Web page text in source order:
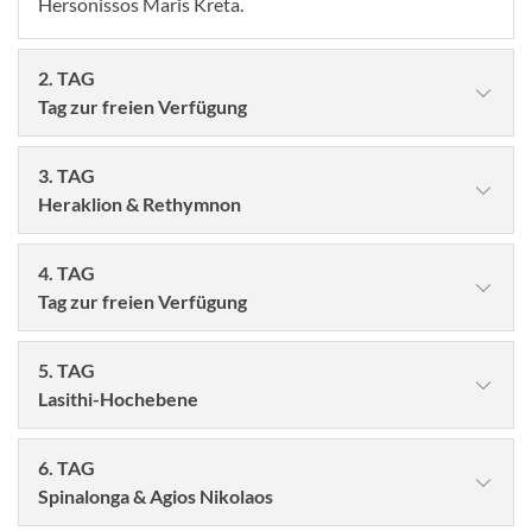
2. TAG
Tag zur freien Verfügung
Heute können Sie die Hotelannehmlichkeiten genießen
oder Ihren Aufenthaltsort auf eigene Faust erkunden.
3. TAG
Heraklion & Rethymnon
4. TAG
Tag zur freien Verfügung
5. TAG
Lasithi-Hochebene
6. TAG
Spinalonga & Agios Nikolaos